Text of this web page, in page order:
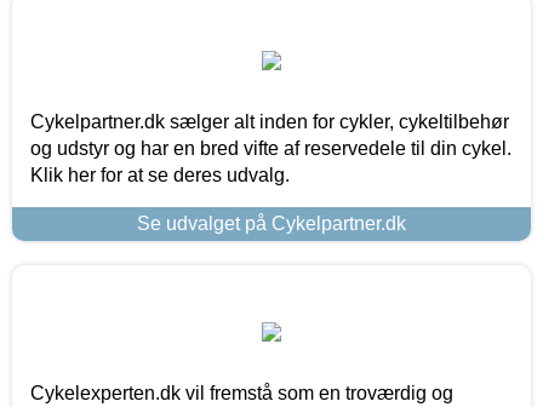
Cykelpartner.dk sælger alt inden for cykler, cykeltilbehør
og udstyr og har en bred vifte af reservedele til din cykel.
Klik her for at se deres udvalg.
Se udvalget på Cykelpartner.dk
Cykelexperten.dk vil fremstå som en troværdig og